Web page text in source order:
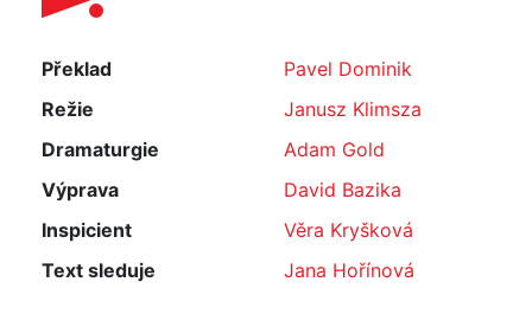
Překlad
Pavel Dominik
Režie
Janusz Klimsza
Dramaturgie
Adam Gold
Výprava
David Bazika
Inspicient
Věra Kryšková
Text sleduje
Jana Hořínová